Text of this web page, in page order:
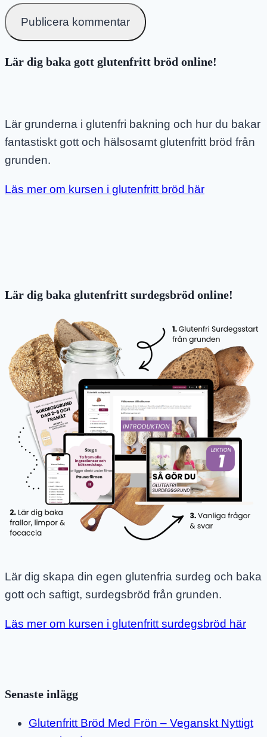
Lär dig baka gott glutenfritt bröd online!
Lär grunderna i glutenfri bakning och hur du bakar
fantastiskt gott och hälsosamt glutenfritt bröd från
grunden.
Läs mer om kursen i glutenfritt bröd här
Lär dig baka glutenfritt surdegsbröd online!
Lär dig skapa din egen glutenfria surdeg och baka
gott och saftigt, surdegsbröd från grunden.
Läs mer om kursen i glutenfritt surdegsbröd här
Senaste inlägg
Glutenfritt Bröd Med Frön – Veganskt Nyttigt